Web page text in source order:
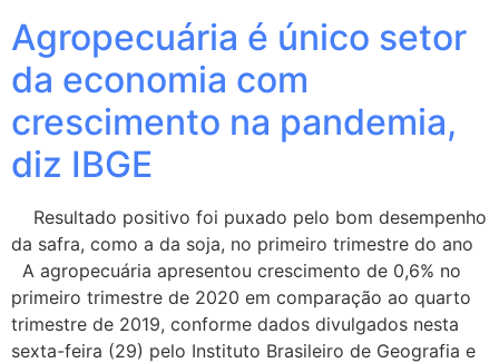
Agropecuária é único setor
da economia com
crescimento na pandemia,
diz IBGE
Resultado positivo foi puxado pelo bom desempenho
da safra, como a da soja, no primeiro trimestre do ano
A agropecuária apresentou crescimento de 0,6% no
primeiro trimestre de 2020 em comparação ao quarto
trimestre de 2019, conforme dados divulgados nesta
sexta-feira (29) pelo Instituto Brasileiro de Geografia e